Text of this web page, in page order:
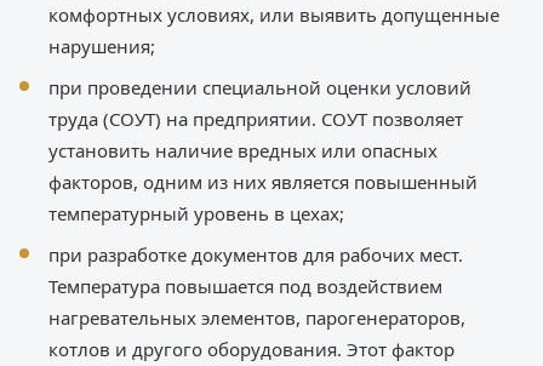
комфортных условиях, или выявить допущенные
нарушения;
при проведении специальной оценки условий
труда (СОУТ) на предприятии. СОУТ позволяет
установить наличие вредных или опасных
факторов, одним из них является повышенный
температурный уровень в цехах;
при разработке документов для рабочих мест.
Температура повышается под воздействием
нагревательных элементов, парогенераторов,
котлов и другого оборудования. Этот фактор